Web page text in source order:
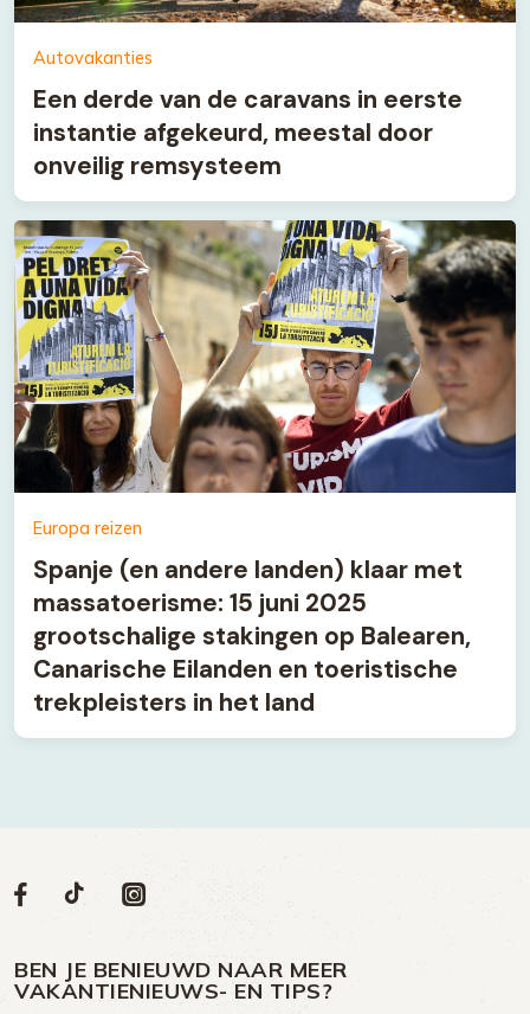
Autovakanties
Een derde van de caravans in eerste
instantie afgekeurd, meestal door
onveilig remsysteem
Europa reizen
Spanje (en andere landen) klaar met
massatoerisme: 15 juni 2025
grootschalige stakingen op Balearen,
Canarische Eilanden en toeristische
trekpleisters in het land
Volg
op
Social
Volg
op
Facebook
Volg
op
TikTok
Volg
op
Instagram
BEN JE BENIEUWD NAAR MEER
VAKANTIENIEUWS- EN TIPS?